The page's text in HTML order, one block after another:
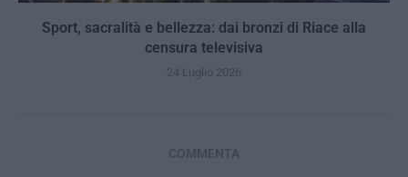
Sport, sacralità e bellezza: dai bronzi di Riace alla
censura televisiva
24 Luglio 2026
COMMENTA